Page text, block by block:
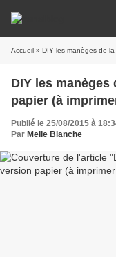
Accueil » DIY les manèges de
DIY les
papier (à
Publié le 25/08/2015 à
Par Melle Blanche